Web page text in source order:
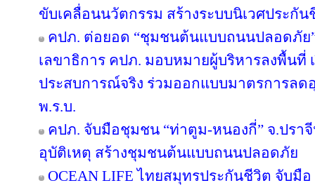
ขับเคลื่อนนวัตกรรม สร้างระบบนิเวศประกัน
คปภ. ต่อยอด “ชุมชนต้นแบบถนนปลอดภัย
เลขาธิการ คปภ. มอบหมายผู้บริหารลงพื้นที่
ประสบการณ์จริง ร่วมออกแบบมาตรการลด
พ.ร.บ.
คปภ. จับมือชุมชน “ท่าตูม-หนองกี่” จ.ปรา
อุบัติเหตุ สร้างชุมชนต้นแบบถนนปลอดภัย
OCEAN LIFE ไทยสมุทรประกันชีวิต จับมือ